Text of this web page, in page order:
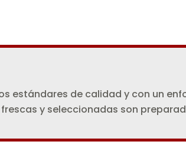
estándares de calidad y con un
y seleccionadas son